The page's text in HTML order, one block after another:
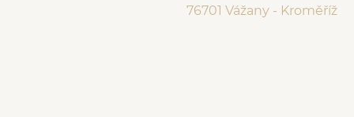
76701 Vážany - Kroměříž